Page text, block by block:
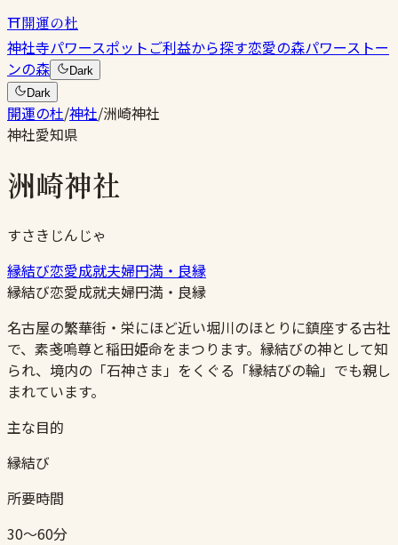
⛩開運の杜
神社寺パワースポットご利益から探す恋愛の森パワーストー
ンの森
Dark
Dark
開運の杜/神社/洲崎神社
神社愛知県
洲崎神社
すさきじんじゃ
縁結び恋愛成就夫婦円満・良縁
縁結び恋愛成就夫婦円満・良縁
名古屋の繁華街・栄にほど近い堀川のほとりに鎮座する古社
で、素戔嗚尊と稲田姫命をまつります。縁結びの神として知
られ、境内の「石神さま」をくぐる「縁結びの輪」でも親し
まれています。
主な目的
縁結び
所要時間
30〜60分